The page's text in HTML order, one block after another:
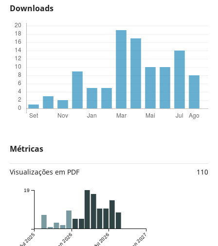
Downloads
Métricas
Visualizações em PDF 110
Jul 2025 Jan 2026 Jul 2026 Jan 2027
19